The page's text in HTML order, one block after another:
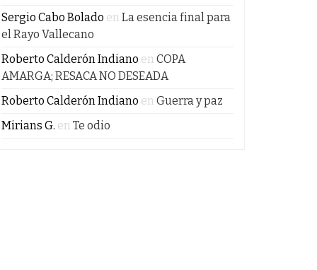
Sergio Cabo Bolado en La esencia final para
el Rayo Vallecano
Roberto Calderón Indiano en COPA
AMARGA; RESACA NO DESEADA
Roberto Calderón Indiano en Guerra y paz
Mirians G. en Te odio